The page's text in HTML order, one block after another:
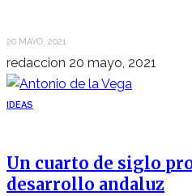
20 MAYO, 2021
redaccion 20 mayo, 2021
IDEAS
Un cuarto de siglo
desarrollo andaluz